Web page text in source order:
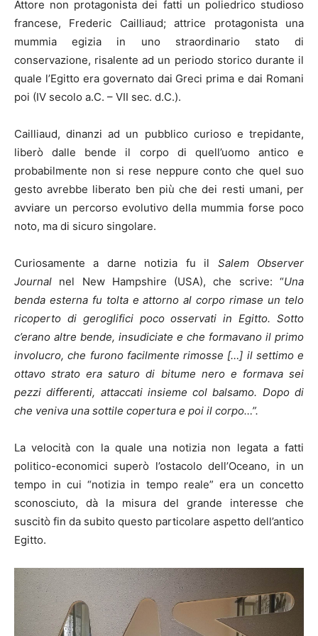
Attore non protagonista dei fatti un poliedrico studioso
francese, Frederic Cailliaud; attrice protagonista una
mummia egizia in uno straordinario stato di
conservazione, risalente ad un periodo storico durante il
quale l’Egitto era governato dai Greci prima e dai Romani
poi (IV secolo a.C. – VII sec. d.C.).
Cailliaud, dinanzi ad un pubblico curioso e trepidante,
liberò dalle bende il corpo di quell’uomo antico e
probabilmente non si rese neppure conto che quel suo
gesto avrebbe liberato ben più che dei resti umani, per
avviare un percorso evolutivo della mummia forse poco
noto, ma di sicuro singolare.
Curiosamente a darne notizia fu il Salem Observer
Journal nel New Hampshire (USA), che scrive: “Una
benda esterna fu tolta e attorno al corpo rimase un telo
ricoperto di geroglifici poco osservati in Egitto. Sotto
c’erano altre bende, insudiciate e che formavano il primo
involucro, che furono facilmente rimosse […] il settimo e
ottavo strato era saturo di bitume nero e formava sei
pezzi differenti, attaccati insieme col balsamo. Dopo di
che veniva una sottile copertura e poi il corpo…”.
La velocità con la quale una notizia non legata a fatti
politico-economici superò l’ostacolo dell’Oceano, in un
tempo in cui “notizia in tempo reale” era un concetto
sconosciuto, dà la misura del grande interesse che
suscitò fin da subito questo particolare aspetto dell’antico
Egitto.